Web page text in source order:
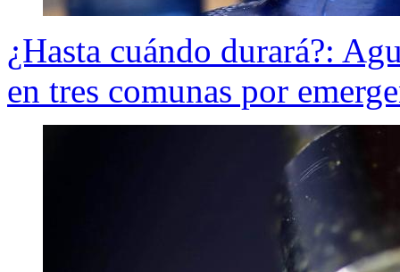
¿Hasta cuándo durará?:
en tres comunas por